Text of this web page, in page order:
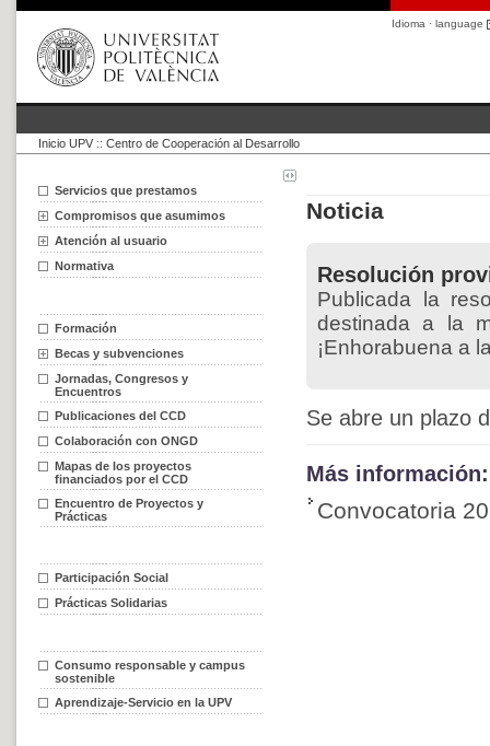
Idioma · language
Inicio UPV :: Centro de Cooperación al Desarrollo
Servicios que prestamos
Compromisos que asumimos
Atención al usuario
Normativa
Formación
Becas y subvenciones
Jornadas, Congresos y
Encuentros
Publicaciones del CCD
Colaboración con ONGD
Mapas de los proyectos
financiados por el CCD
Encuentro de Proyectos y
Prácticas
Participación Social
Prácticas Solidarias
Consumo responsable y campus
sostenible
Aprendizaje-Servicio en la UPV
Noticia
Resolución
Publicada la
destinada a la
¡Enhorabuena a
Se abre un plazo
Más información:
Convocatoria